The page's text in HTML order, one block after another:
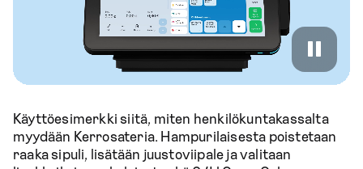
Käyttöesimerkki siitä, miten henkilökuntakassalta
myydään Kerrosateria. Hampurilaisesta poistetaan
raaka sipuli, lisätään juustoviipale ja valitaan